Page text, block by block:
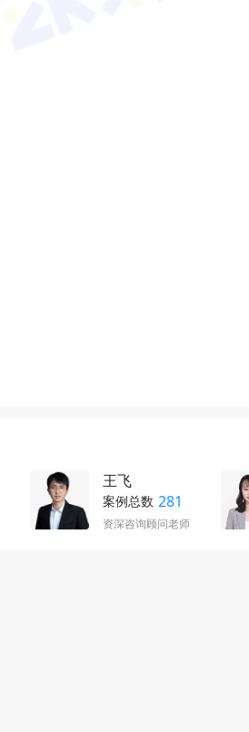
王飞
案例总数 281
资深咨询顾问老师